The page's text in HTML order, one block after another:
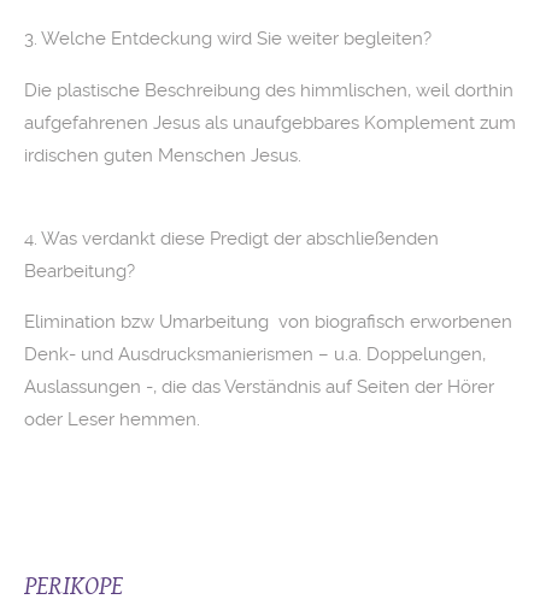
3. Welche Entdeckung wird Sie weiter begleiten?
Die plastische Beschreibung des himmlischen, weil dorthin
aufgefahrenen Jesus als unaufgebbares Komplement zum
irdischen guten Menschen Jesus.
4. Was verdankt diese Predigt der abschließenden
Bearbeitung?
Elimination bzw Umarbeitung von biografisch erworbenen
Denk- und Ausdrucksmanierismen – u.a. Doppelungen,
Auslassungen -, die das Verständnis auf Seiten der Hörer
oder Leser hemmen.
PERIKOPE